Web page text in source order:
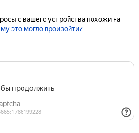
с вашего устройства похожи на
это могло произойти?